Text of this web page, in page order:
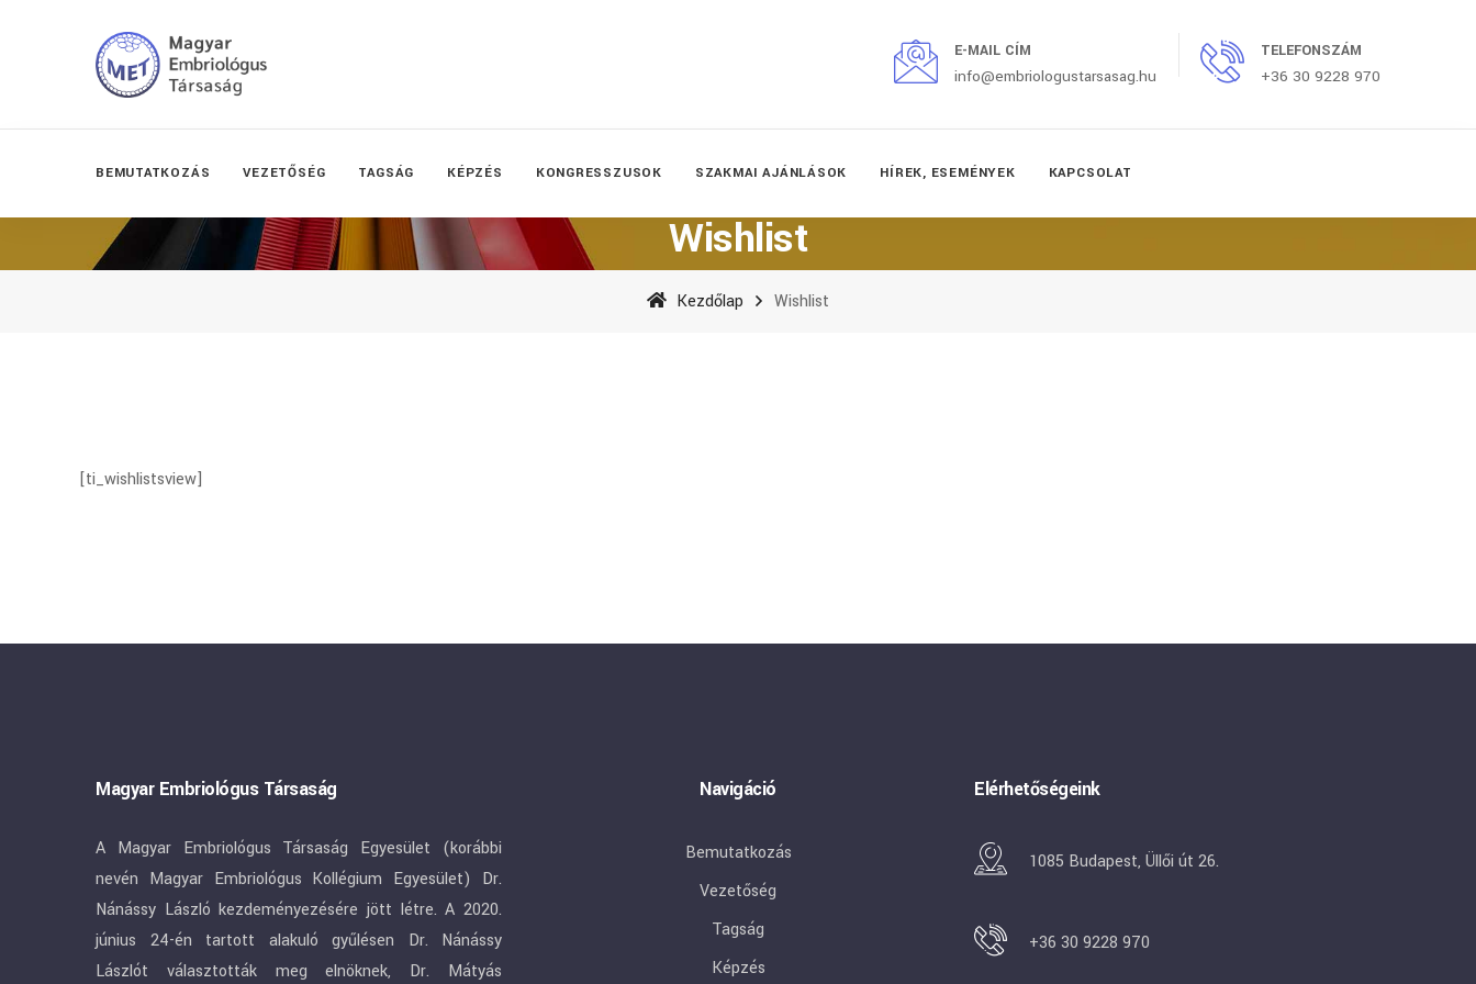
E-MAIL CÍM
info@embriologustarsasag.hu
TELEFONSZÁM
+36 30 9228 970
BEMUTATKOZÁS VEZETŐSÉG TAGSÁG KÉPZÉS KONGRESSZUSOK SZAKMAI AJÁNLÁSOK HÍREK, ESEMÉNYEK KAPCSOLAT
Wishlist
Kezdőlap Wishlist
[ti_wishlistsview]
Magyar Embriológus Társaság
A Magyar Embriológus Társaság Egyesület (korábbi
nevén Magyar Embriológus Kollégium Egyesület) Dr.
Nánássy László kezdeményezésére jött létre. A 2020.
június 24-én tartott alakuló gyűlésen Dr. Nánássy
Lászlót választották meg elnöknek, Dr. Mátyás
Navigáció
Bemutatkozás
Vezetőség
Tagság
Képzés
Elérhetőségeink
1085 Budapest, Üllői út 26.
+36 30 9228 970